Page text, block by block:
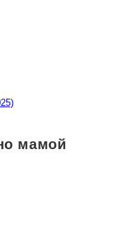
мамой